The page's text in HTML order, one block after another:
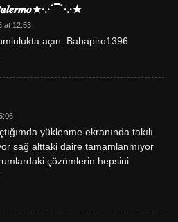
at 12:53
açın..Babapiro1396
yüklenme ekranında takılı
sağ alttaki daire tamamlanmıyor
çözümlerin hepsini